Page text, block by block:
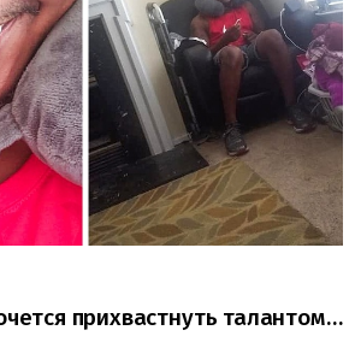
прихвастнуть талантом…